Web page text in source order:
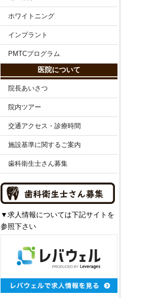
ホワイトニング
インプラント
PMTCプログラム
医院について
院長あいさつ
院内ツアー
交通アクセス・診療時間
施設基準に関するご案内
歯科衛生士さん募集
▼求人情報については下記サイトを
参照下さい